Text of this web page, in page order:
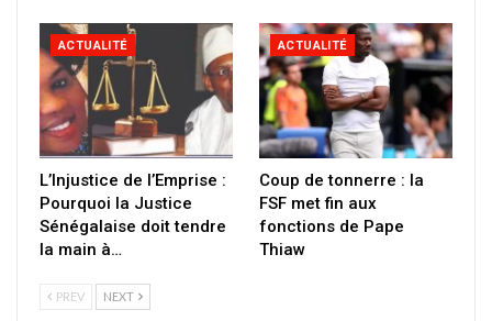
ACTUALITÉ
L’Injustice de l’Emprise :
Pourquoi la Justice
Sénégalaise doit tendre
la main à…
ACTUALITÉ
Coup de tonnerre : la
FSF met fin aux
fonctions de Pape
Thiaw
PREV NEXT